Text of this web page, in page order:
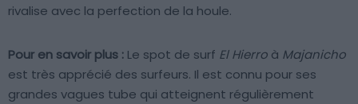
rivalise avec la perfection de la houle.
Pour en savoir plus : Le spot de surf El Hierro à Majanicho
est très apprécié des surfeurs. Il est connu pour ses
grandes vagues tube qui atteignent régulièrement